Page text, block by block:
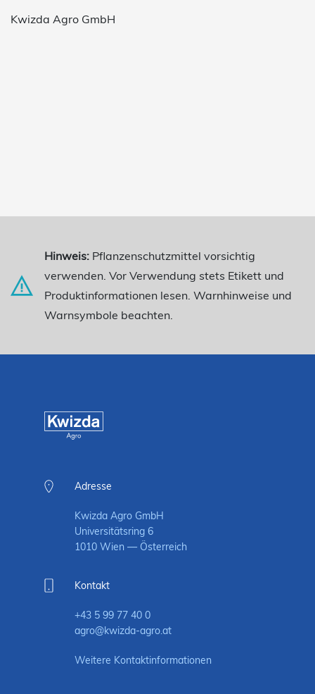
Kwizda Agro GmbH
Hinweis: Pflanzenschutzmittel vorsichtig
verwenden. Vor Verwendung stets Etikett und
Produktinformationen lesen. Warnhinweise und
Warnsymbole beachten.
Adresse
Kwizda Agro GmbH
Universitätsring 6
1010 Wien — Österreich
Kontakt
+43 5 99 77 40 0
agro@kwizda-agro.at
Weitere Kontaktinformationen